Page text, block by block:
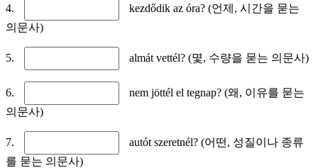
4.
kezdődik az óra? (언제, 시간을 묻는
의문사)
5. almát vettél? (몇, 수량을 묻는 의문사)
6.
nem jöttél el tegnap? (왜, 이유를 묻는
의문사)
7.
autót szeretnél? (어떤, 성질이나 종류
를 묻는 의문사)